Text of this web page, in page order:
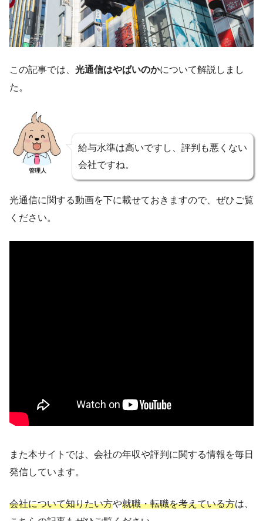
この記事では、 光通信はやばいのかについて解説しまし
た。
管理人
給与水準は高いですし、評判も悪くない
会社ですね。
光通信に関する動画を下に載せておきますので、ぜひご覧
ください。
また本サイトでは、会社の年収や評判に関する情報を毎日
発信しています。
会社について知りたい方や就職・転職を考えている方は、